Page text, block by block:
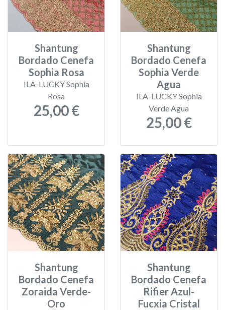
Shantung
Bordado Cenefa
Sophia Rosa
ILA-LUCKY Sophia
Rosa
25,00 €
Shantung
Bordado Cenefa
Sophia Verde
Agua
ILA-LUCKY Sophia
Verde Agua
25,00 €
Shantung
Bordado Cenefa
Zoraida Verde-
Oro
Shantung
Bordado Cenefa
Rifier Azul-
Fucxia Cristal